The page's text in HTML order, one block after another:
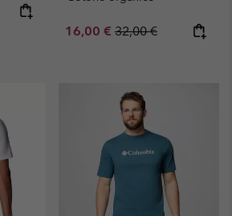
Sale price:
16,00 € Regular price:
32,00 €